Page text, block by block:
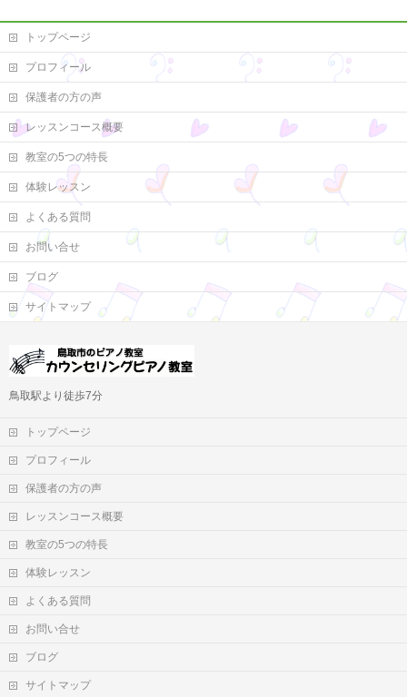
トップページ
プロフィール
保護者の方の声
レッスンコース概要
教室の5つの特長
体験レッスン
よくある質問
お問い合せ
ブログ
サイトマップ
鳥取駅より徒歩7分
トップページ
プロフィール
保護者の方の声
レッスンコース概要
教室の5つの特長
体験レッスン
よくある質問
お問い合せ
ブログ
サイトマップ